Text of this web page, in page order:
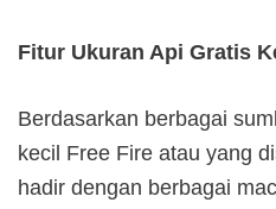
Fitur Ukuran Api Gratis
Berdasarkan berbagai
kecil Free Fire atau yang
hadir dengan berbagai